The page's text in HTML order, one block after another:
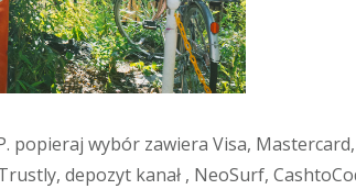
popieraj wybór zawiera Visa,
depozyt kanał , NeoSurf,